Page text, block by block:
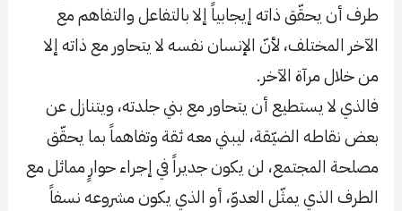
طرف أن يحقّق ذاته إيجابياً إلا بالتفاعل والتفاهم مع
الآخر المختلف، لأنّ الإنسان نفسه لا يتحاور مع ذاته إلا
من خلال مرآة الآخر.
فالذي لا يستطيع أن يتحاور مع بني جلدته، ويتنازل عن
بعض نقاطه الضيّقة، ليبني معه ثقة وتفاهماً بما يحقّق
مصلحة المجتمع، لن يكون جديراً في إجراء حوارٍ مماثل مع
الطرف الذي يمثّل العدوّ، أو الذي يكون مشروعه نسفاً